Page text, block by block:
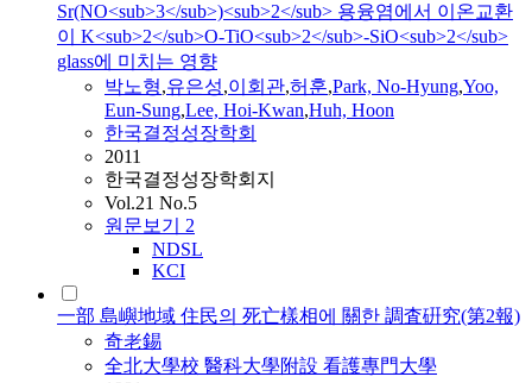
Sr(NO<sub>3</sub>)<sub>2</sub> 용융염에서 이온교환
이 K<sub>2</sub>O-TiO<sub>2</sub>-SiO<sub>2</sub>
glass에 미치는 영향
박노형,유은성,이회관,허훈,Park, No-Hyung,Yoo,
Eun-Sung,Lee, Hoi-Kwan,Huh, Hoon
한국결정성장학회
2011
한국결정성장학회지
Vol.21 No.5
원문보기 2
NDSL
KCI
一部 島嶼地域 住民의 死亡樣相에 關한 調査硏究(第2報)
奇老錫
全北大學校 醫科大學附設 看護專門大學